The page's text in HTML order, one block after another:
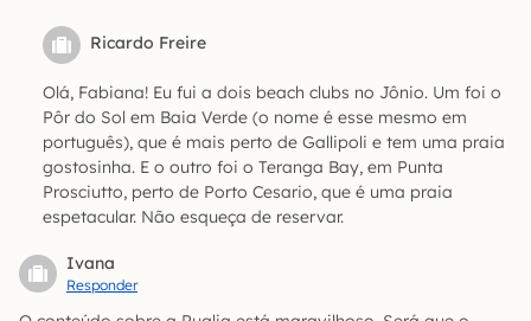
Ricardo Freire
Olá, Fabiana! Eu fui a dois beach clubs no Jônio. Um foi o
Pôr do Sol em Baia Verde (o nome é esse mesmo em
português), que é mais perto de Gallipoli e tem uma praia
gostosinha. E o outro foi o Teranga Bay, em Punta
Prosciutto, perto de Porto Cesario, que é uma praia
espetacular. Não esqueça de reservar.
Ivana
Responder